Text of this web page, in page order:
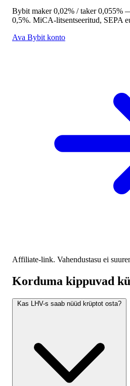
Bybit maker 0,02% / taker 0,055%
0,5%. MiCA-litsentseeritud, SEPA
Ava Bybit konto
Affiliate-link. Vahendustasu ei
Korduma kippuvad
Kas LHV-s saab nüüd krüptot osta?